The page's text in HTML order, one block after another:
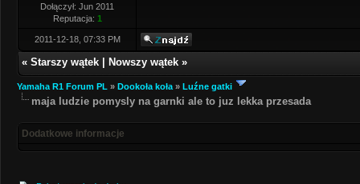
Dołączył: Jun 2011
Reputacja: 1
2011-12-18, 07:33 PM
« Starszy wątek Nowszy wątek »
Yamaha R1 Forum PL » Dookoła koła » Luźne gatki
maja ludzie pomysly na garnki ale to juz lekka przesada
Dodatkowe informacje